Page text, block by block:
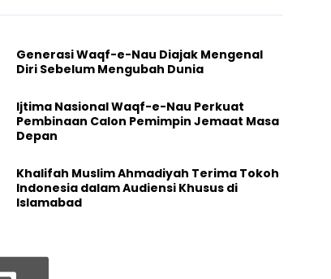
Generasi Waqf-e-Nau Diajak Mengenal
Diri Sebelum Mengubah Dunia
Ijtima Nasional Waqf-e-Nau Perkuat
Pembinaan Calon Pemimpin Jemaat Masa
Depan
Khalifah Muslim Ahmadiyah Terima Tokoh
Indonesia dalam Audiensi Khusus di
Islamabad